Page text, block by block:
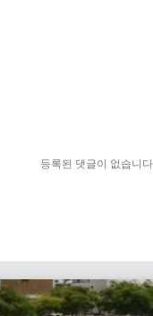
등록된 댓글이 없습니